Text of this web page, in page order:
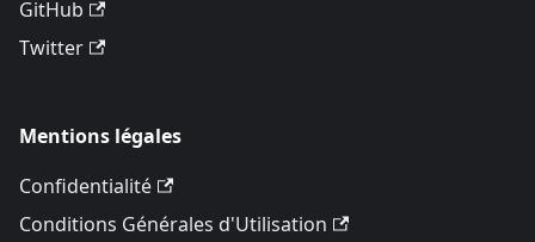
GitHub
Twitter
Mentions légales
Confidentialité
Conditions Générales d'Utilisation